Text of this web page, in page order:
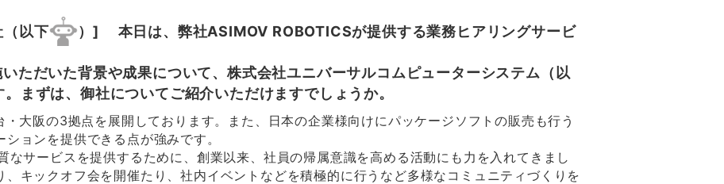
以下 ）] 本日は、弊社ASIMOV ROBOTICSが提供する業務ヒアリングサービ
ただいた背景や成果について、株式会社ユニバーサルコムピューターシステム（以
まずは、御社についてご紹介いただけますでしょうか。
大阪の3拠点を展開しております。また、日本の企業様向けにパッケージソフトの販売も行う
ョンを提供できる点が強みです。
なサービスを提供するために、創業以来、社員の帰属意識を高める活動にも力を入れてきまし
キックオフ会を開催たり、社内イベントなどを積極的に行うなど多様なコミュニティづくりを